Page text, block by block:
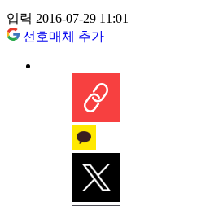
입력 2016-07-29 11:01
선호매체 추가